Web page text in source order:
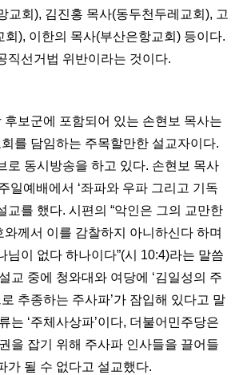
교회), 김진홍 목사(동두천두레교회), 고
회), 이한의 목사(부산은항교회) 등이다.
직선거법 위반이라는 것이다.
보군에 포함되어 있는 손현보 목사는
를 담임하는 주목할만한 설교자이다.
로 동시방송을 하고 있다. 손현보 목사
일예배에서 ‘좌파와 우파 그리고 기독
교를 했다. 시편의 “악인은 그의 교만한
께서 이를 감찰하지 아니하신다 하며
님이 없다 하나이다”(시 10:4)라는 말씀
교 중에 청와대와 여당에 ‘김일성의 주
추종하는 주사파’가 잠입해 있다고 말
는 ‘주체사상파’이다, 더불어민주당은
을 잡기 위해 주사파 인사들을 끌어들
가 될 수 없다고 설교했다.